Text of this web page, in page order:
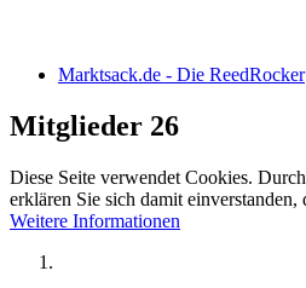
Marktsack.de - Die ReedRocker
Mitglieder 26
Diese Seite verwendet Cookies.
erklären Sie sich damit einverstanden,
Weitere Informationen